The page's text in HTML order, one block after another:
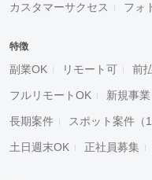
カスタマーサクセス フォ
特徴
副業OK リモート可 前
フルリモートOK 新規事業
長期案件 スポット案件（1
土日週末OK 正社員募集